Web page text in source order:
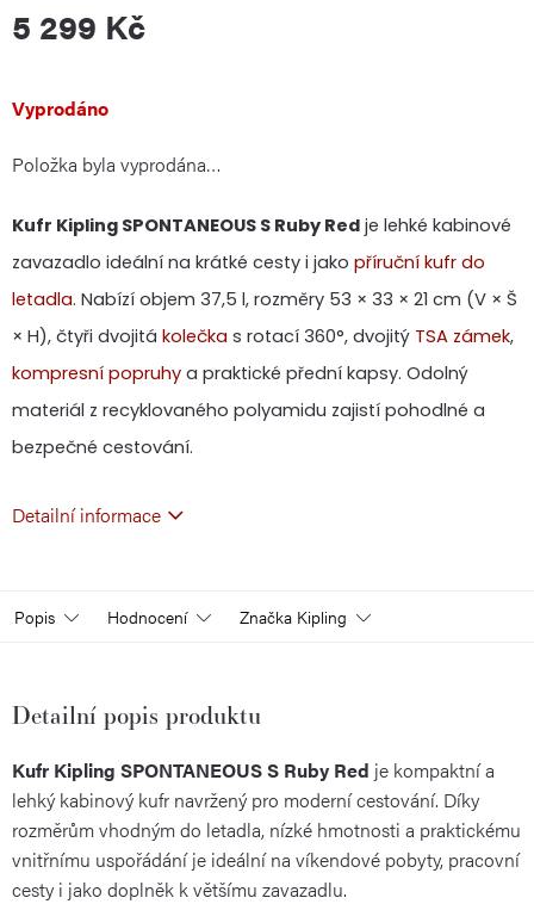
5 299 Kč
Měrná
cena:
Vyprodáno
Položka byla vyprodána…
Kufr Kipling SPONTANEOUS S Ruby Red je lehké kabinové
zavazadlo ideální na krátké cesty i jako příruční kufr do
letadla. Nabízí objem 37,5 l, rozměry 53 × 33 × 21 cm (V × Š
× H), čtyři dvojitá kolečka s rotací 360°, dvojitý TSA zámek,
kompresní popruhy a praktické přední kapsy. Odolný
materiál z recyklovaného polyamidu zajistí pohodlné a
bezpečné cestování.
Detailní informace
Popis Hodnocení Značka Kipling
Detailní popis produktu
Kufr Kipling SPONTANEOUS S Ruby Red je kompaktní a
lehký kabinový kufr navržený pro moderní cestování. Díky
rozměrům vhodným do letadla, nízké hmotnosti a praktickému
vnitřnímu uspořádání je ideální na víkendové pobyty, pracovní
cesty i jako doplněk k většímu zavazadlu.